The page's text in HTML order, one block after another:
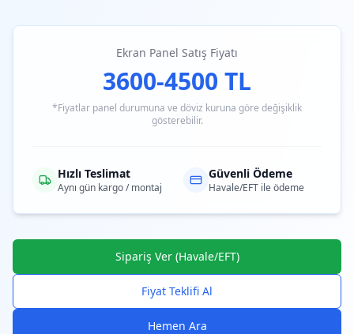
Ekran Panel Satış Fiyatı
3600-4500 TL
*Fiyatlar panel durumuna ve döviz kuruna göre değişiklik
gösterebilir.
Hızlı Teslimat
Aynı gün kargo / montaj
Güvenli Ödeme
Havale/EFT ile ödeme
Sipariş Ver (Havale/EFT)
Fiyat Teklifi Al
Hemen Ara